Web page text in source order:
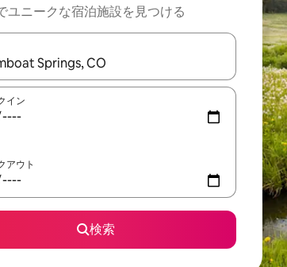
ユニークな宿泊施設を見つける
が表示されたら、上下の矢印キーを使って移動するか
イン
アウト
検索